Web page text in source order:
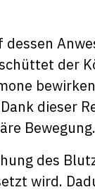
der
dieser
des
wird.